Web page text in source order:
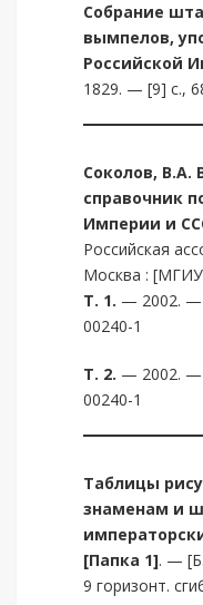
Собрание
вымпелов,
Российской
1829. — [9] с.,
Соколов, В.А.
справочник
Империи и
Российская
Москва :
Т. 1. — 2002. —
00240-1
Т. 2. — 2002. —
00240-1
Таблицы
знаменам и
[Папка 1]. —
9 горизонт.